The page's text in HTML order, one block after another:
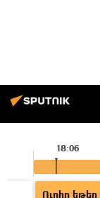
18:06
Ուղիղ եթեր